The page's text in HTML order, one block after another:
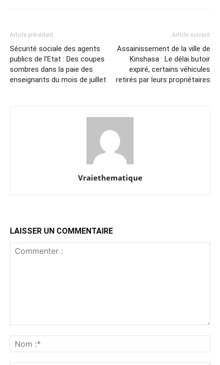
Article précédent
Sécurité sociale des agents
publics de l’Etat : Des coupes
sombres dans la paie des
enseignants du mois de juillet
Article suivant
Assainissement de la ville de
Kinshasa : Le délai butoir
expiré, certains véhicules
retirés par leurs propriétaires
Vraiethematique
LAISSER UN COMMENTAIRE